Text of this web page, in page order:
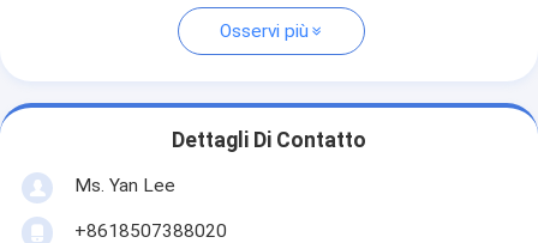
Osservi più
Dettagli Di Contatto
Ms. Yan Lee
+8618507388020